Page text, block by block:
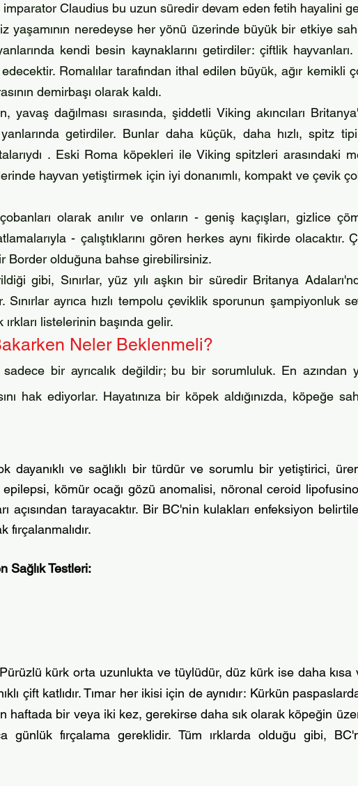
imparator Claudius bu uzun süredir devam eden fetih hayalini
yaşamının neredeyse her yönü üzerinde büyük bir etkiye
kendi besin kaynaklarını getirdiler: çiftlik hayvanları.
Romalılar tarafından ithal edilen büyük, ağır kemikli
demirbaşı olarak kaldı.
dağılması sırasında, şiddetli Viking akıncıları
getirdiler. Bunlar daha küçük, daha hızlı, spitz
. Eski Roma köpekleri ile Viking spitzleri arasındaki
hayvan yetiştirmek için iyi donanımlı, kompakt ve çevik
olarak anılır ve onların - geniş kaçışları, gizlice
- çalıştıklarını gören herkes aynı fikirde
Border olduğuna bahse girebilirsiniz.
gibi, Sınırlar, yüz yılı aşkın bir süredir Britanya
ayrıca hızlı tempolu çeviklik sporunun şampiyonluk
listelerinin başında gelir.
Neler Beklenmeli?
bir ayrıcalık değildir; bu bir sorumluluk. En azından
hak ediyorlar. Hayatınıza bir köpek aldığınızda, köpeğe
dayanıklı ve sağlıklı bir türdür ve sorumlu bir yetiştirici,
kömür ocağı gözü anomalisi, nöronal ceroid
açısından tarayacaktır. Bir BC'nin kulakları enfeksiyon
Sağlık Testleri:
kürk orta uzunlukta ve tüylüdür, düz kürk ise daha kısa
çift katlıdır. Tımar her ikisi için de aynıdır: Kürkün
haftada bir veya iki kez, gerekirse daha sık olarak köpeğin
günlük fırçalama gereklidir. Tüm ırklarda olduğu gibi,